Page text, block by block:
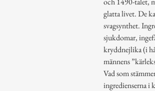
glatta livet. De
svagsynthet.
sjukdomar,
kryddnejlika (i
männens
Vad som
ingredienserna i